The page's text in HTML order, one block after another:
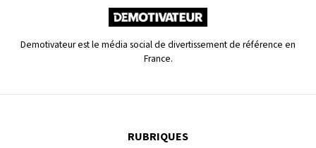
Demotivateur est le média social de divertissement de référence en
France.
RUBRIQUES